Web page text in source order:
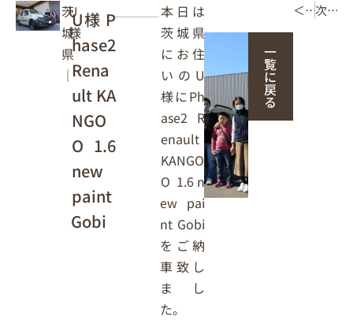
茨
城
県
｜
U
様
U様 P
hase2
Rena
ult KA
NGO
O 1.6
new
paint
Gobi
本日は
茨城県
にお住
いのU
様にPh
ase2 R
enault
KANGO
O 1.6 n
ew pai
nt Gobi
をご納
車致し
まし
た。
一
覧
に
戻
る
＜ 前の記事 次の記事 ＞